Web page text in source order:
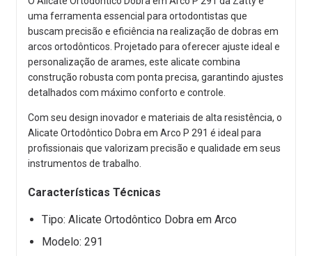
uma ferramenta essencial para ortodontistas que
buscam precisão e eficiência na realização de dobras em
arcos ortodônticos. Projetado para oferecer ajuste ideal e
personalização de arames, este alicate combina
construção robusta com ponta precisa, garantindo ajustes
detalhados com máximo conforto e controle.
Com seu design inovador e materiais de alta resistência, o
Alicate Ortodôntico Dobra em Arco P 291 é ideal para
profissionais que valorizam precisão e qualidade em seus
instrumentos de trabalho.
Características Técnicas
Tipo: Alicate Ortodôntico Dobra em Arco
Modelo: 291